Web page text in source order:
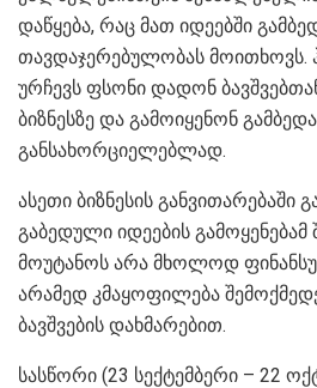
დაწყება, რაც მათ იდეებში
თავდაჯერებულობას მოითხოვს.
ურჩევს ფსონი დადონ
ბიზნესზე და გამოიყენონ
განსახორციელებლად.
ასეთი ბიზნესის განვითარებაში
გაბედული იდეების
მოუტანოს არა მხოლოდ
არამედ კმაყოფილება
ბავშვების დახმარებით.
სასწორი (23 სექტემბერი – 22